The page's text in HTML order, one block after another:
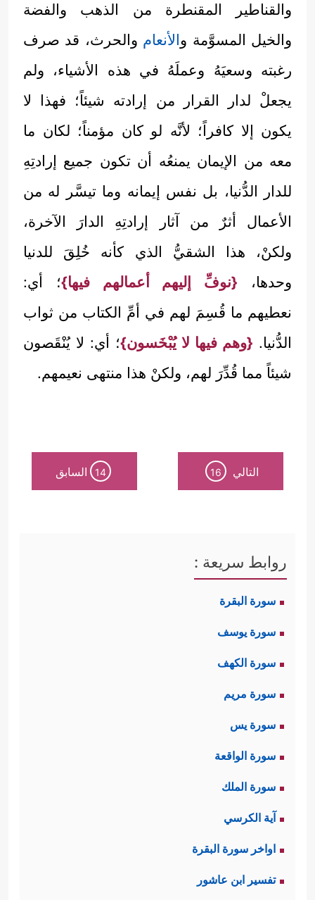
والقناطير المقنطرة من الذهب والفضة
والخيل المسوَّمة والأنعام والحرث، قد صرف
رغبته وسعيَهُ وعملَهُ في هذه الأشياء، ولم
يجعلْ لدار القرار من إرادته شيئاً؛ فهذا لا
يكون إلا كافراً؛ لأنَّه لو كان مؤمناً؛ لكان ما
معه من الإيمان يمنعُه أن تكون جميع إرادتِهِ
للدار الدُّنيا، بل نفس إيمانه وما تيسَّر له من
الأعمال أثرٌ من آثار إرادتِهِ الدارَ الآخرة،
ولكنْ، هذا الشقيُّ الذي كأنه خُلِقَ للدنيا
وحدها، {نوفِّ إليهم أعمالهم فيها}؛ أي:
نعطيهم ما قُسِمَ لهم في أمِّ الكتاب من ثواب
الدُّنيا. {وهم فيها لا يُبْخَسون}؛ أي: لا يُنْقَصون
شيئاً مما قُدِّرَ لهم، ولكنْ هذا منتهى نعيمهم.
التالي 16
14 السابق
روابط سريعة :
سورة البقرة
سورة يوسف
سورة الكهف
سورة مريم
سورة يس
سورة الواقعة
سورة الملك
آية الكرسي
اواخر سورة البقرة
تفسير ابن عاشور